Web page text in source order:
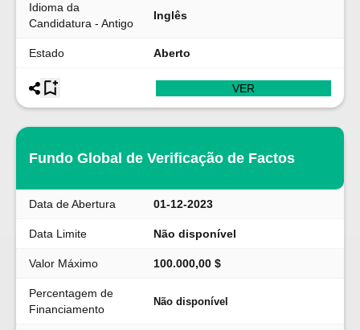
Idioma da
Candidatura - Antigo
Inglês
Estado Aberto
VER
Fundo Global de Verificação de Factos
Data de Abertura 01-12-2023
Data Limite Não disponível
Valor Máximo 100.000,00 $
Percentagem de
Financiamento
Não disponível